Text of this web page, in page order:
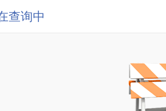
查询中